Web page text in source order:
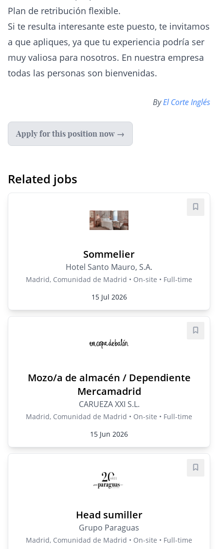
Plan de retribución flexible.
Si te resulta interesante este puesto, te invitamos
a que apliques, ya que tu experiencia podría ser
muy valiosa para nosotros. En nuestra empresa
todas las personas son bienvenidas.
ByEl Corte Inglés
Apply for this position now →
Related jobs
Sommelier
Hotel Santo Mauro, S.A.
Madrid, Comunidad de Madrid • On-site • Full-time
15 Jul 2026
Save
Mozo/a de almacén / Dependiente
Mercamadrid
CARUEZA XXI S.L.
Madrid, Comunidad de Madrid • On-site • Full-time
15 Jun 2026
Save
Head sumiller
Grupo Paraguas
Madrid, Comunidad de Madrid • On-site • Full-time
Save